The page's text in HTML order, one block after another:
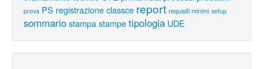
prova PS registrazione classce report requisiti minimi setup
sommariostampastampetipologia UDE